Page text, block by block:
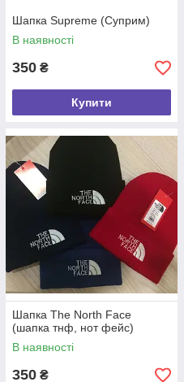
Шапка Supreme (Суприм)
В наявності
350 ₴
Купити
Шапка The North Face
(шапка тнф, нот фейс)
В наявності
350 ₴